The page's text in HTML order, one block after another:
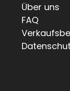
Über uns
FAQ